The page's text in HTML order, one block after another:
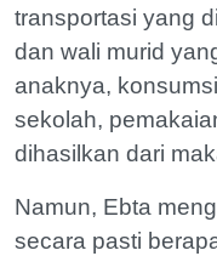
transportasi yang
dan wali murid
anaknya,
sekolah,
dihasilkan dari
Namun, Ebta
secara pasti